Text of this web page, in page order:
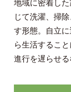
地域に密着し
じて洗濯、掃
す形態。自立
ら生活するこ
進行を遅らせる